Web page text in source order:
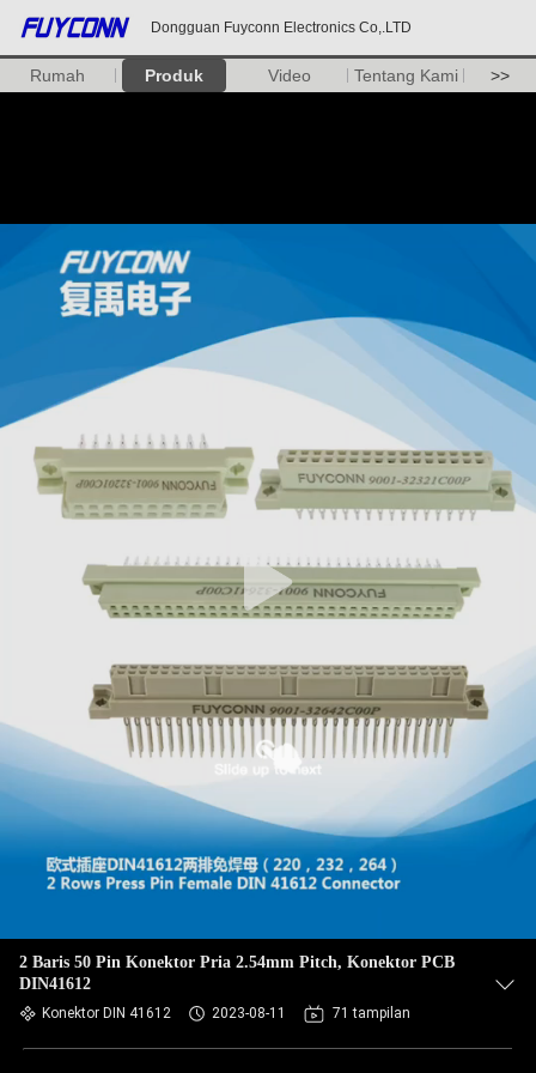
Dongguan Fuyconn Electronics Co,.LTD
Rumah Produk Video Tentang Kami >>
2 Baris 50 Pin Konektor Pria 2.54mm Pitch, Konektor PCB
DIN41612
Konektor DIN 41612 2023-08-11 71 tampilan